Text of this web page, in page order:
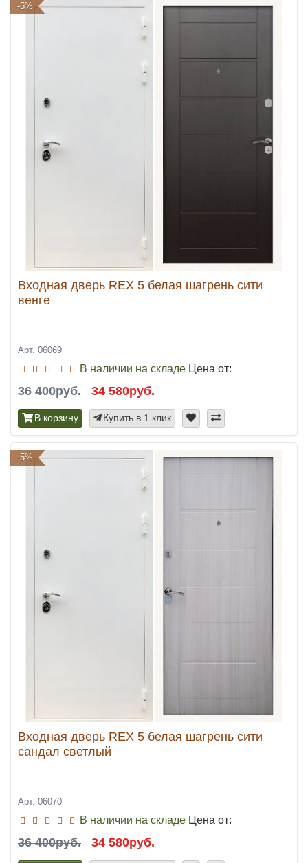
-5%
Входная дверь REX 5 белая шагрень сити
венге
Арт. 06069
В наличии на складе Цена от:
36 400руб. 34 580руб.
В корзину Купить в 1 клик
-5%
Входная дверь REX 5 белая шагрень сити
сандал светлый
Арт. 06070
В наличии на складе Цена от:
36 400руб. 34 580руб.